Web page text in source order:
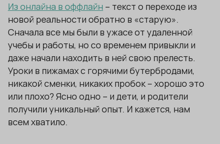
Из онлайна в оффлайн – текст о переходе из
новой реальности обратно в «старую».
Сначала все мы были в ужасе от удаленной
учебы и работы, но со временем привыкли и
даже начали находить в ней свою прелесть.
Уроки в пижамах с горячими бутербродами,
никакой сменки, никаких пробок – хорошо это
или плохо? Ясно одно – и дети, и родители
получили уникальный опыт. И кажется, нам
всем хватило.